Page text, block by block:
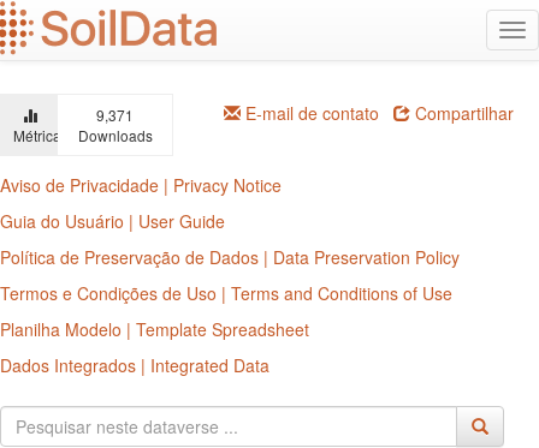
Ir
para
o
principal
Métricas
9,371
Downloads
E-mail de contato Compartilhar
Aviso de Privacidade | Privacy Notice
Guia do Usuário | User Guide
Política de Preservação de Dados | Data Preservation Policy
Termos e Condições de Uso | Terms and Conditions of Use
Planilha Modelo | Template Spreadsheet
Dados Integrados | Integrated Data